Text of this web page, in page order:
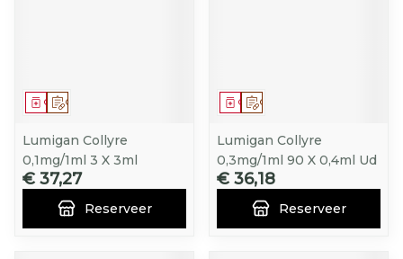
Op voorschrift
Geneesmiddel
Lumigan Collyre
0,1mg/1ml 3 X 3ml
€ 37,27
Reserveer
Op voorschrift
Geneesmiddel
Lumigan Collyre
0,3mg/1ml 90 X 0,4ml Ud
€ 36,18
Reserveer